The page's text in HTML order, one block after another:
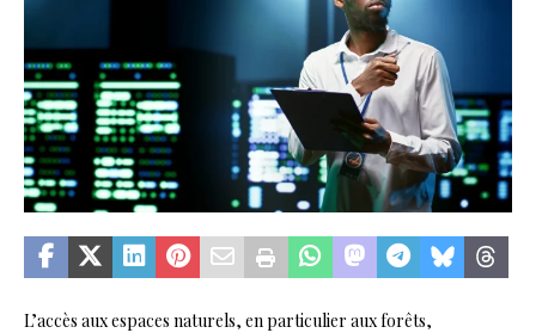
L’accès aux espaces naturels, en particulier aux forêts,